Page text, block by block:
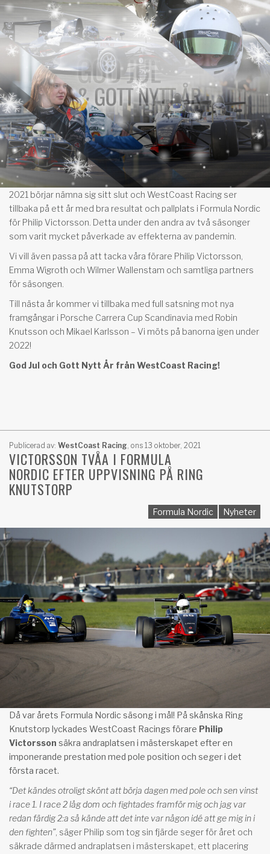
2021 börjar nämna sig sitt slut och WestCoast Racing ser
tillbaka på ett år med bra resultat och pallplats i Formula Nordic
för Philip Victorsson. Detta under den andra av två säsonger
som varit mycket påverkade av effekterna av pandemin.
Vi vill även passa på att tacka våra förare Philip Victorsson,
Emma Wigroth och Wilmer Wallenstam och samtliga partners
för säsongen.
Till nästa år kommer vi tillbaka med full satsning mot nya
framgångar i Porsche Carrera Cup Scandinavia med Robin
Knutsson och Mikael Karlsson – Vi möts på banorna igen under
2022!
God Jul och Gott Nytt År från WestCoast Racing!
Publicerad av: WestCoast Racing, ons 13 oktober, 2021
VICTORSSON TVÅA I FORMULA
NORDIC EFTER UPPVISNING PÅ RING
KNUTSTORP
Formula Nordic Nyheter
Då var årets Formula Nordic säsong i mål! På skånska Ring
Knutstorp lyckades WestCoast Racings förare Philip
Victorsson säkra andraplatsen i mästerskapet efter en
imponerande prestation med pole position och seger i det
första racet.
“Det kändes otroligt skönt att börja dagen med pole och sen vinst
i race 1. I race 2 låg dom och fightades framför mig och jag var
redan färdig 2:a så kände att det inte var någon idé att ge mig in i
den fighten”, säger Philip som tog sin fjärde seger för året och
säkrade därmed andraplatsen i mästerskapet, ett placering